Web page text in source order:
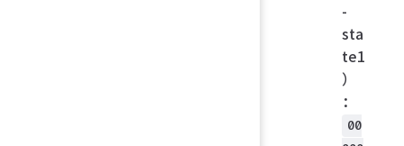
-
sta
te1
）
：
00